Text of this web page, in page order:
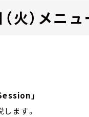
火）メニュ
」
ます。